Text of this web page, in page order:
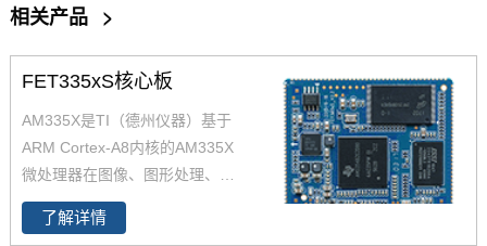
相关产品 >
FET335xS核心板
AM335X是TI（德州仪器）基于
ARM Cortex-A8内核的AM335X
微处理器在图像、图形处理、外
设和诸如 EtherCAT 和 PROFIB
US 的工业接口选项方面进行了
了解详情